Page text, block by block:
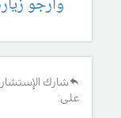
شارك
على: